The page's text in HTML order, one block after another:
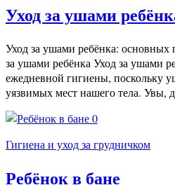
Уход за ушами
Уход за ушами ребёнка: основных
за ушами ребёнка Уход за ушами
ежедневной гигиены, поскольку
уязвимых мест нашего тела. Увы,
0
Гигиена и уход за грудничком
Ребёнок в бане